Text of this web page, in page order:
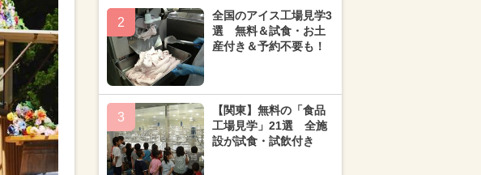
2
全国のアイス工場見学3
選 無料＆試食・お土
産付き＆予約不要も！
3
【関東】無料の「食品
工場見学」21選 全施
設が試食・試飲付き